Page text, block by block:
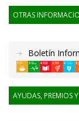
OTRAS
Boletín
AYUDAS, PREMIOS